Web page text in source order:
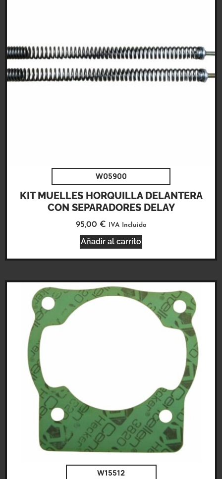
W05900
KIT MUELLES HORQUILLA DELANTERA
CON SEPARADORES DELAY
95,00 € IVA Incluido
Añadir al carrito
W15512